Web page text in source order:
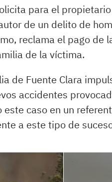
para el
de un delito de
reclama el pago de
de la víctima.
de Fuente Clara
accidentes
este caso en un
a este tipo de